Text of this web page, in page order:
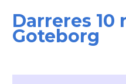
Darreres
Goteborg